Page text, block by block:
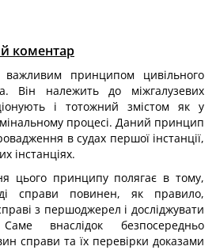
коментар
важливим принципом цивільного
Він належить до міжгалузевих
і тотожний зміс­том як у
процесі. Даний принцип
в судах першої ін­станції,
інстанціях.
цього принципу полягає в тому,
справи повинен, як правило,
з першоджерел і досліджувати
внаслідок безпосередньо
справи та їх перевірки доказами